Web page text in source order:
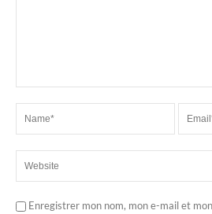
Enregistrer mon nom, mon e-mail et